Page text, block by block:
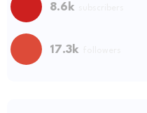
8.6k
17.3k